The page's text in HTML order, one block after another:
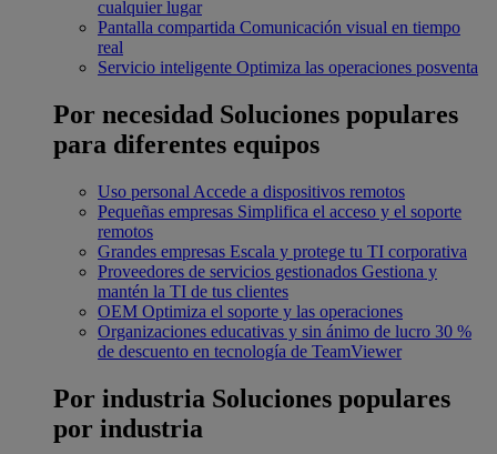
cualquier lugar
Pantalla compartida Comunicación visual en tiempo
real
Servicio inteligente Optimiza las operaciones posventa
Por necesidad Soluciones populares
para diferentes equipos
Uso personal Accede a dispositivos remotos
Pequeñas empresas Simplifica el acceso y el soporte
remotos
Grandes empresas Escala y protege tu TI corporativa
Proveedores de servicios gestionados Gestiona y
mantén la TI de tus clientes
OEM Optimiza el soporte y las operaciones
Organizaciones educativas y sin ánimo de lucro 30 %
de descuento en tecnología de TeamViewer
Por industria Soluciones populares
por industria